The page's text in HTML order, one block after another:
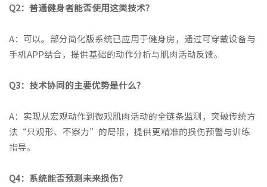
Q2：普通健身者能否使用这类技术？
A：可以。部分简化版系统已应用于健身房，通过可穿戴设备与
手机APP结合，提供基础的动作分析与肌肉活动反馈。
Q3：技术协同的主要优势是什么？
A：实现从宏观动作到微观肌肉活动的全链条监测，突破传统方
法“只观形、不察力”的局限，提供更精准的损伤预警与训练
指导。
Q4：系统能否预测未来损伤？